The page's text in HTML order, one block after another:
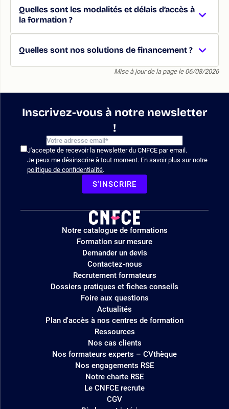
Quelles sont les modalités et délais d’accès à
la formation ?
Quelles sont nos solutions de financement ?
Mise à jour de la page le 06/08/2026
Inscrivez-vous à notre newsletter
!
J'accepte de recevoir la newsletter du CNFCE par email.
Je peux me désinscrire à tout moment. En savoir plus sur notre
politique de confidentialité.
S'INSCRIRE
Logo
site
Notre catalogue de formations
Formation sur mesure
Demander un devis
Contactez-nous
Recrutement formateurs
Dossiers pratiques et fiches conseils
Foire aux questions
Actualités
Plan d'accès à nos centres de formation
Ressources
Nos cas clients
Nos formateurs experts – CVthèque
Nos engagements RSE
Notre charte RSE
Le CNFCE recrute
CGV